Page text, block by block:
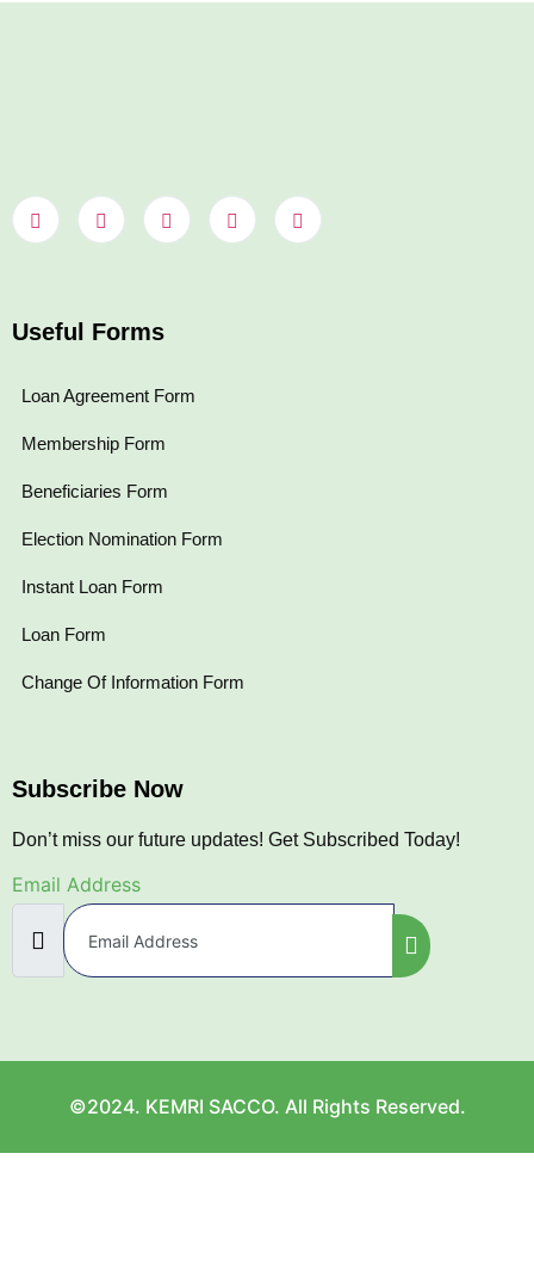
Useful Forms
Loan Agreement Form
Membership Form
Beneficiaries Form
Election Nomination Form
Instant Loan Form
Loan Form
Change Of Information Form
Subscribe Now
Don’t miss our future updates! Get Subscribed Today!
Email Address
©2024. KEMRI SACCO. All Rights Reserved.